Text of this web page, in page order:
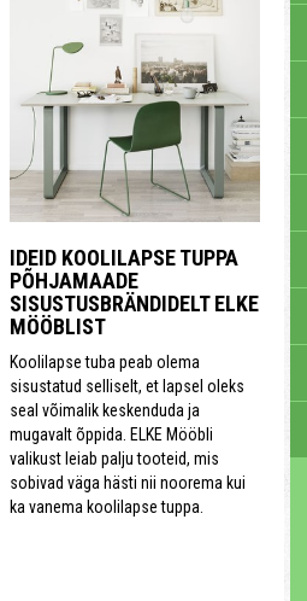
IDEID KOOLILAPSE TUPPA
PÕHJAMAADE
SISUSTUSBRÄNDIDELT ELKE
MÖÖBLIST
Koolilapse tuba peab olema
sisustatud selliselt, et lapsel oleks
seal võimalik keskenduda ja
mugavalt õppida. ELKE Mööbli
valikust leiab palju tooteid, mis
sobivad väga hästi nii noorema kui
ka vanema koolilapse tuppa.